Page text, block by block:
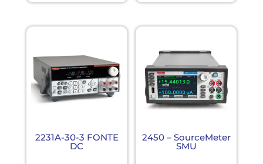
2231A-30-3 FONTE
DC
2450 – SourceMeter
SMU